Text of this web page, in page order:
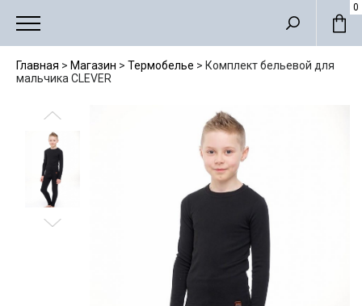
0
Главная > Магазин > Термобелье > Комплект бельевой для
мальчика CLEVER